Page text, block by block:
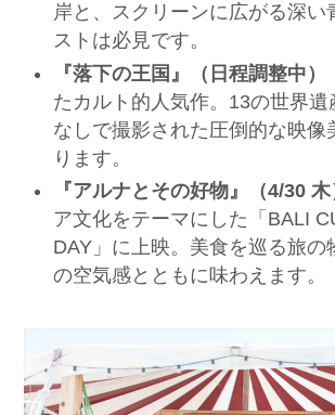
岸と、スクリーンに広がる深い
ストは必見です。
『落下の王国』（日程調整中）
たカルト的人気作。13の世界遺
なしで撮影された圧倒的な映像
ります。
『アルナとその好物』（4/30 木
ア文化をテーマにした「BALI
DAY」に上映。美食を巡る旅の
の空気感とともに味わえます。